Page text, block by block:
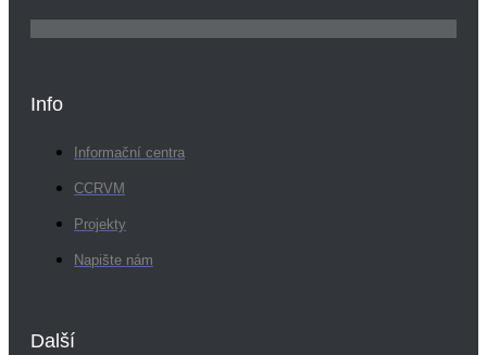
Info
Informační centra
CCRVM
Projekty
Napište nám
Další